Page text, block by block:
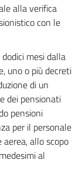
alla verifica
con le
mesi dalla
uno o più decreti
di un
dei pensionati
pensioni
per il personale
allo scopo
al